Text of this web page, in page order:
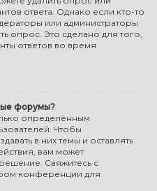
ответа. Однако если кто-то
или администраторы
опрос. Это сделано для того,
ответов во время
форумы?
определённым
Чтобы
в них темы и оставлять
вам может
Свяжитесь с
конференции для